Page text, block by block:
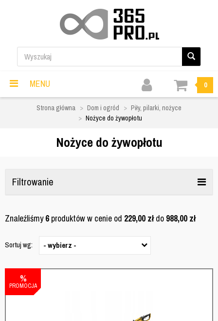
MENU 0
Strona główna Dom i ogród
Piły, pilarki, nożyce
Nożyce do żywopłotu
Nożyce do żywopłotu
Filtrowanie
Znaleźliśmy6 produktów w cenie od 229,00 złdo 988,00 zł
Sortuj wg: - wybierz -
%
PROMOCJA